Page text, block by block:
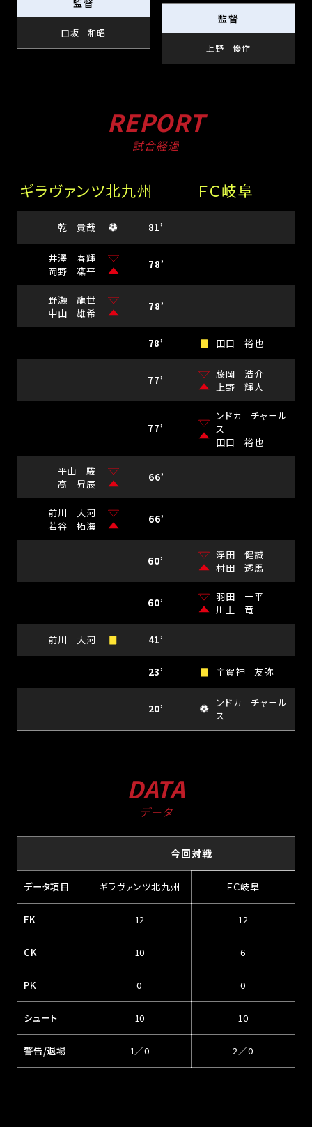
監督
田坂 和昭
監督
上野 優作
REPORT
試合経過
ギラヴァンツ北九州 ＦＣ岐阜
乾 貴哉 81’
井澤 春輝
岡野 凜平
78’
野瀬 龍世
中山 雄希
78’
78’ 田口 裕也
77’
藤岡 浩介
上野 輝人
77’
ンドカ チャール
ス
田口 裕也
平山 駿
高 昇辰
66’
前川 大河
若谷 拓海
66’
60’
浮田 健誠
村田 透馬
60’
羽田 一平
川上 竜
前川 大河 41’
23’ 宇賀神 友弥
20’
ンドカ チャール
ス
DATA
データ
今回対戦
データ項目 ギラヴァンツ北九州 ＦＣ岐阜
FK 12 12
CK 10 6
PK 0 0
シュート 10 10
警告/退場 1／0 2／0